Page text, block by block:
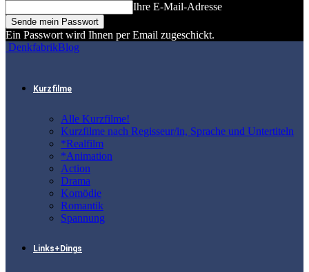
Ihre E-Mail-Adresse
Ein Passwort wird Ihnen per Email zugeschickt.
DenkfabrikBlog
Kurzfilme
Alle Kurzfilme!
Kurzfilme nach Regisseur/in, Sprache und Untertiteln
*Realfilm
*Animation
Action
Drama
Komödie
Romantik
Spannung
Links+Dings